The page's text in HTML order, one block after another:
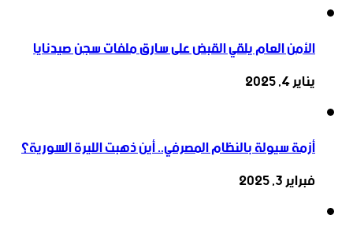
الأمن العام يلقي القبض على سارق ملفات سجن صيدنايا
يناير 4, 2025
أزمة سيولة بالنظام المصرفي.. أين ذهبت الليرة السورية؟
فبراير 3, 2025